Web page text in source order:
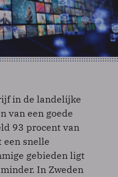
in de landelijke
van een goede
93 procent van
een snelle
gebieden ligt
In Zweden